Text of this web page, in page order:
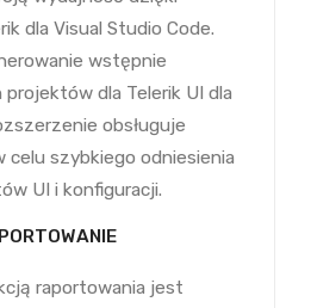
dla Visual Studio Code.
wstępnie
dla Telerik UI dla
obsługuje
szybkiego odniesienia
UI i konfiguracji.
raportowania jest